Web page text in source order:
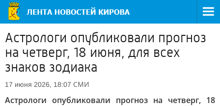
Астрологи опубликовали прогноз
на четверг, 18 июня, для всех
знаков зодиака
17 июня 2026, 18:07 СМИ
Астрологи опубликовали прогноз на четверг, 18